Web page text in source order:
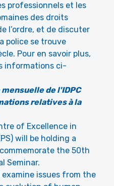
professionnels et les
des droits
l’ordre, et de discuter
police se trouve
Pour en savoir plus,
informations ci-
de l'IDPC
relatives à la
of Excellence in
will be holding a
the 50th
Seminar.
issues from the